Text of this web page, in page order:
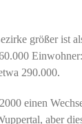
größer ist
290.000.
einen
aber